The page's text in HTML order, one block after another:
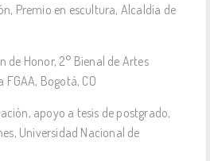
Premio en escultura, Alcaldía de
de Honor, 2° Bienal de Artes
FGAA, Bogotá, CO
apoyo a tesis de postgrado,
Universidad Nacional de